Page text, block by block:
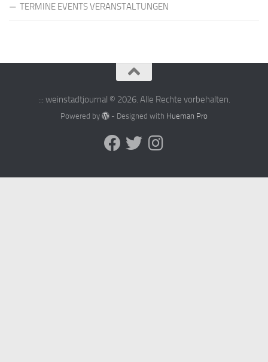
TERMINE EVENTS VERANSTALTUNGEN
::: weinstadtjournal © 2026. Alle Rechte vorbehalten.
Powered by - Designed with Hueman Pro